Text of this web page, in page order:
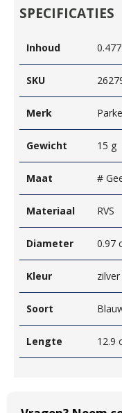
SPECIFICATIES
Inhoud
SKU
Merk
Gewicht 15 g
Maat #
Materiaal RVS
Diameter 0.97
Kleur zilver
Soort
Lengte 12.9